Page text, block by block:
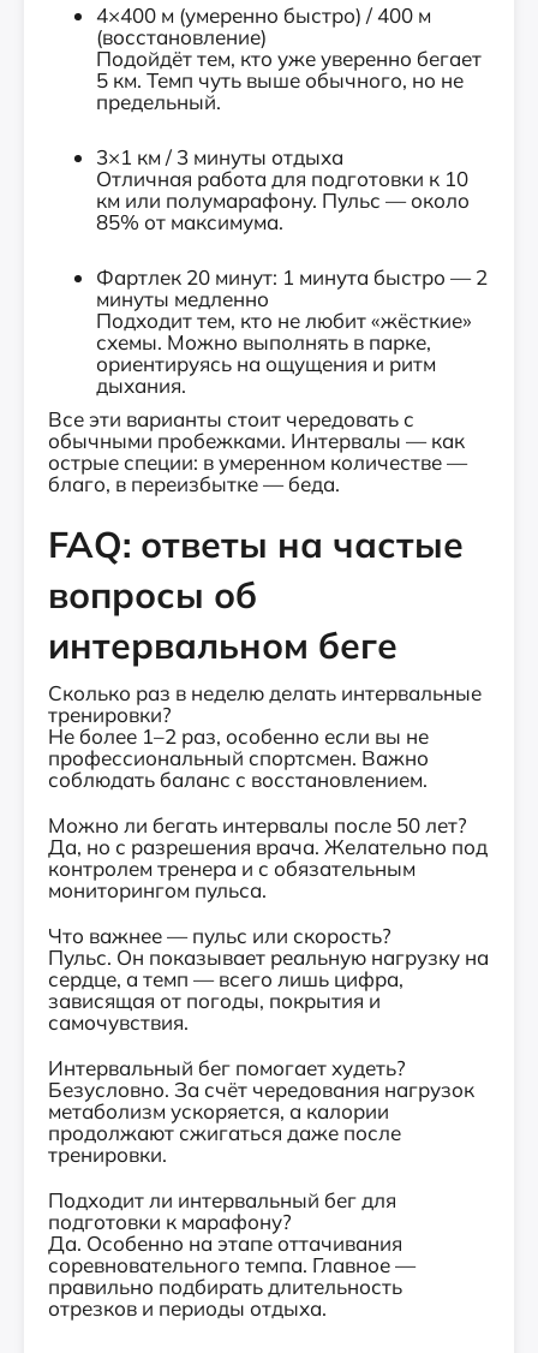
4×400 м (умеренно быстро) / 400 м
(восстановление)
Подойдёт тем, кто уже уверенно бегает
5 км. Темп чуть выше обычного, но не
предельный.
3×1 км / 3 минуты отдыха
Отличная работа для подготовки к 10
км или полумарафону. Пульс — около
85% от максимума.
Фартлек 20 минут: 1 минута быстро — 2
минуты медленно
Подходит тем, кто не любит «жёсткие»
схемы. Можно выполнять в парке,
ориентируясь на ощущения и ритм
дыхания.
Все эти варианты стоит чередовать с
обычными пробежками. Интервалы — как
острые специи: в умеренном количестве —
благо, в переизбытке — беда.
FAQ: ответы на частые
вопросы об
интервальном беге
Сколько раз в неделю делать интервальные
тренировки?
Не более 1–2 раз, особенно если вы не
профессиональный спортсмен. Важно
соблюдать баланс с восстановлением.
Можно ли бегать интервалы после 50 лет?
Да, но с разрешения врача. Желательно под
контролем тренера и с обязательным
мониторингом пульса.
Что важнее — пульс или скорость?
Пульс. Он показывает реальную нагрузку на
сердце, а темп — всего лишь цифра,
зависящая от погоды, покрытия и
самочувствия.
Интервальный бег помогает худеть?
Безусловно. За счёт чередования нагрузок
метаболизм ускоряется, а калории
продолжают сжигаться даже после
тренировки.
Подходит ли интервальный бег для
подготовки к марафону?
Да. Особенно на этапе оттачивания
соревновательного темпа. Главное —
правильно подбирать длительность
отрезков и периоды отдыха.